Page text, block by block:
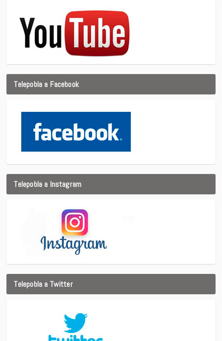
Telepobla a Facebook
Telepobla a Instagram
Telepobla a Twitter